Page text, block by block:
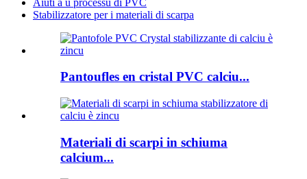
Stabilizzatore per i materiali di scarpa
Pantoufles en cristal PVC calciu...
Materiali di scarpi in schiuma
calcium...